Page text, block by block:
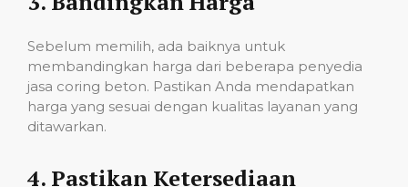
Sebelum memilih, ada baiknya untuk
membandingkan harga dari beberapa penyedia
jasa coring beton. Pastikan Anda mendapatkan
harga yang sesuai dengan kualitas layanan yang
ditawarkan.
4. Pastikan Ketersediaan